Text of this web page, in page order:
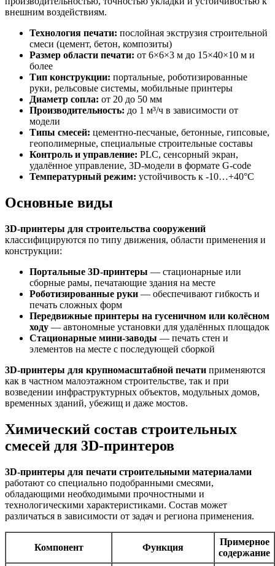
внешним воздействиям.
Технология печати: послойная экструзия строительной
смеси (цемент, бетон, композиты)
Размер области печати: от 6×6×3 м до 15×40×10 м и
более
Тип конструкции: портальные, роботизированные
руки, рельсовые системы, мобильные принтеры
Диаметр сопла: от 20 до 50 мм
Производительность: до 1 м³/ч в зависимости от
модели
Типы смесей: цементно-песчаные, бетонные, гипсовые,
геополимерные, специальные строительные составы
Контроль и управление: PLC, сенсорный экран,
удалённое управление, 3D-модели в формате G-code
Температурный режим: устойчивость к -10…+40°C
Основные виды
3D-принтеры для строительства сооружений
классифицируются по типу движения, области применения и
конструкции:
Портальные 3D-принтеры — стационарные или
сборные рамы, печатающие здания на месте
Роботизированные руки — обеспечивают гибкость и
печать сложных форм
Передвижные принтеры на гусеничном или колёсном
ходу — автономные установки для удалённых площадок
Стационарные мини-заводы — печать стен и
элементов на месте с последующей сборкой
3D-принтеры для крупномасштабной печати применяются
как в частном малоэтажном строительстве, так и при
возведении инфраструктурных объектов, модульных домов,
временных зданий, убежищ и даже мостов.
Химический состав строительных
смесей для 3D-принтеров
3D-принтеры для печати строительными материалами
работают со специально подобранными смесями,
обладающими необходимыми прочностными и
технологическими характеристиками. Состав может
различаться в зависимости от задач и региона применения.
Компонент Функция
Примерное
содержание